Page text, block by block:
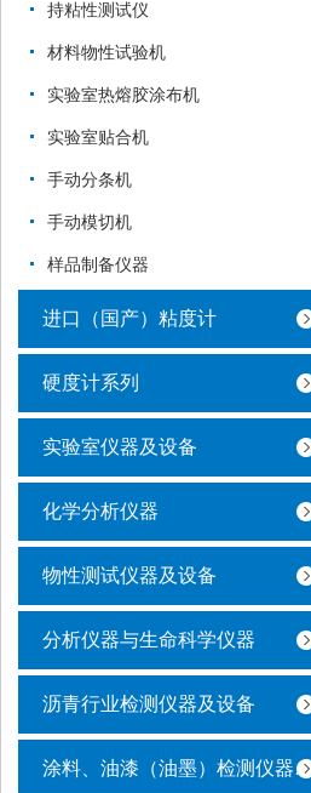
持粘性测试仪
材料物性试验机
实验室热熔胶涂布机
实验室贴合机
手动分条机
手动模切机
样品制备仪器
进口（国产）粘度计
硬度计系列
实验室仪器及设备
化学分析仪器
物性测试仪器及设备
分析仪器与生命科学仪器
沥青行业检测仪器及设备
涂料、油漆（油墨）检测